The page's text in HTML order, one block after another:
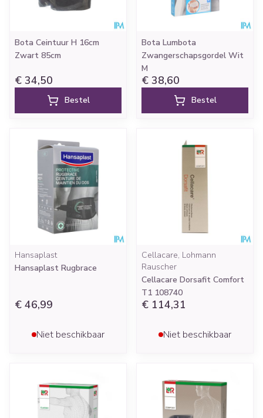
Bota Ceintuur H 16cm
Zwart 85cm
€ 34,50
Bestel
Bota Lumbota
Zwangerschapsgordel Wit
M
€ 38,60
Bestel
Hansaplast
Hansaplast Rugbrace
€ 46,99
Niet beschikbaar
Cellacare, Lohmann
Rauscher
Cellacare Dorsafit Comfort
T1 108740
€ 114,31
Niet beschikbaar